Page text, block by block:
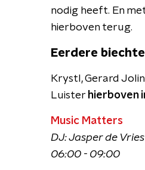
nodig heeft. En
hierboven terug.
Eerdere
Krystl, Gerard
Luister hierboven
Music Matters
DJ: Jasper de Vries
06:00 - 09:00